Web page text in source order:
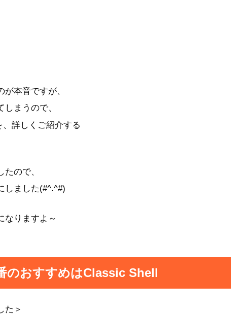
本音ですが、
まうので、
、詳しくご紹介する
ので、
しました(#^.^#)
なりますよ～
のおすすめはClassic Shell
た＞